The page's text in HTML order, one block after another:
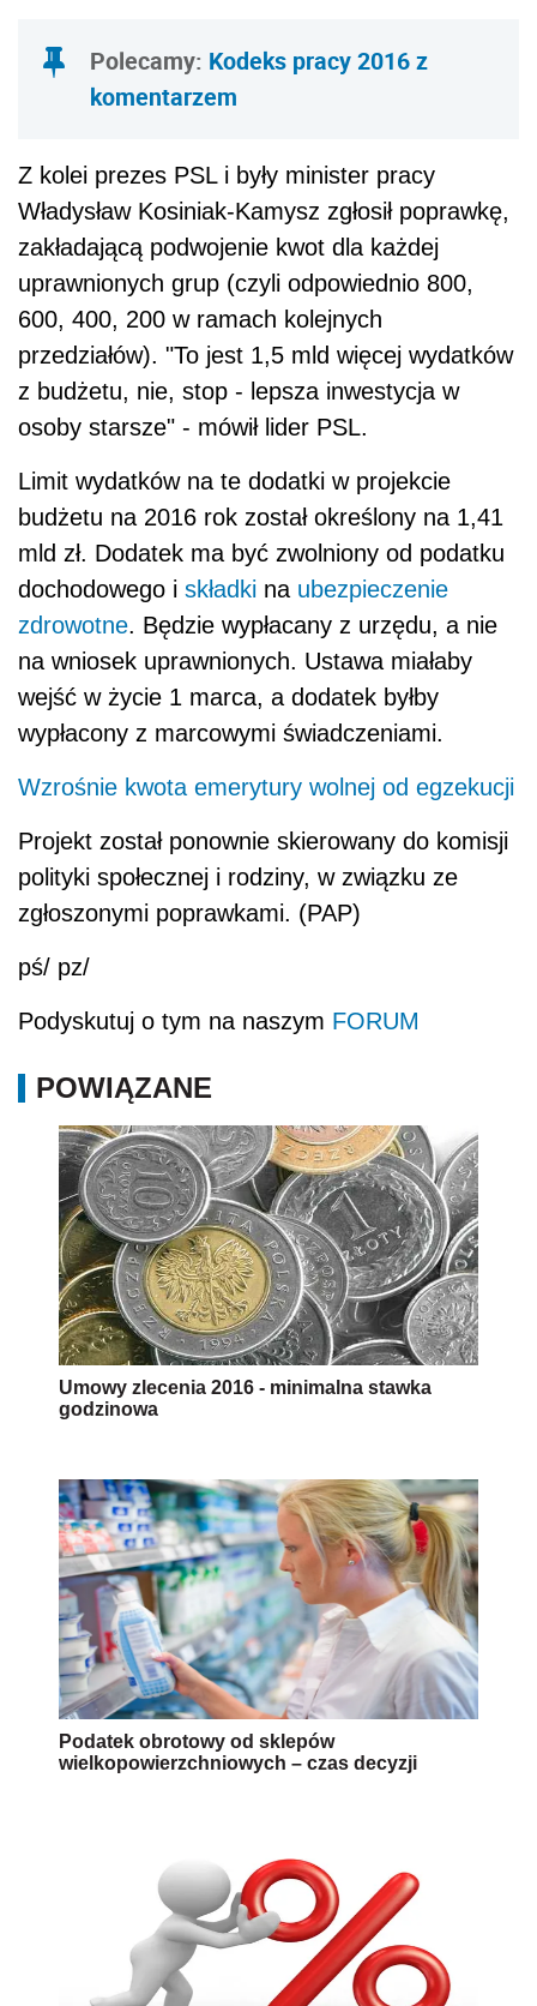
Polecamy: Kodeks pracy 2016 z
komentarzem
Z kolei prezes PSL i były minister pracy
Władysław Kosiniak-Kamysz zgłosił poprawkę,
zakładającą podwojenie kwot dla każdej
uprawnionych grup (czyli odpowiednio 800,
600, 400, 200 w ramach kolejnych
przedziałów). "To jest 1,5 mld więcej wydatków
z budżetu, nie, stop - lepsza inwestycja w
osoby starsze" - mówił lider PSL.
Limit wydatków na te dodatki w projekcie
budżetu na 2016 rok został określony na 1,41
mld zł. Dodatek ma być zwolniony od podatku
dochodowego i składki na ubezpieczenie
zdrowotne. Będzie wypłacany z urzędu, a nie
na wniosek uprawnionych. Ustawa miałaby
wejść w życie 1 marca, a dodatek byłby
wypłacony z marcowymi świadczeniami.
Wzrośnie kwota emerytury wolnej od egzekucji
Projekt został ponownie skierowany do komisji
polityki społecznej i rodziny, w związku ze
zgłoszonymi poprawkami. (PAP)
pś/ pz/
Podyskutuj o tym na naszym FORUM
POWIĄZANE
Umowy zlecenia 2016 - minimalna stawka
godzinowa
Podatek obrotowy od sklepów
wielkopowierzchniowych – czas decyzji